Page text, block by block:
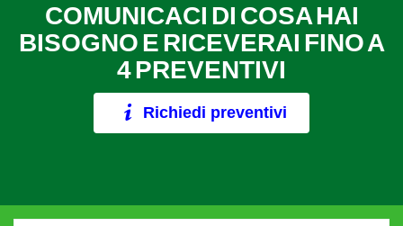
COMUNICACI DI COSA HAI
BISOGNO E RICEVERAI FINO A
4 PREVENTIVI
Richiedi preventivi